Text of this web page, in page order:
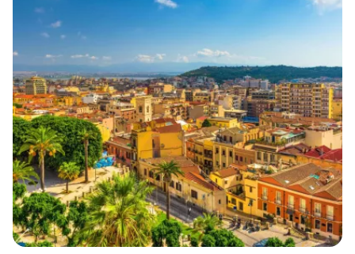
Pokračovať na Facebooku
Pokračovať s e-mailom